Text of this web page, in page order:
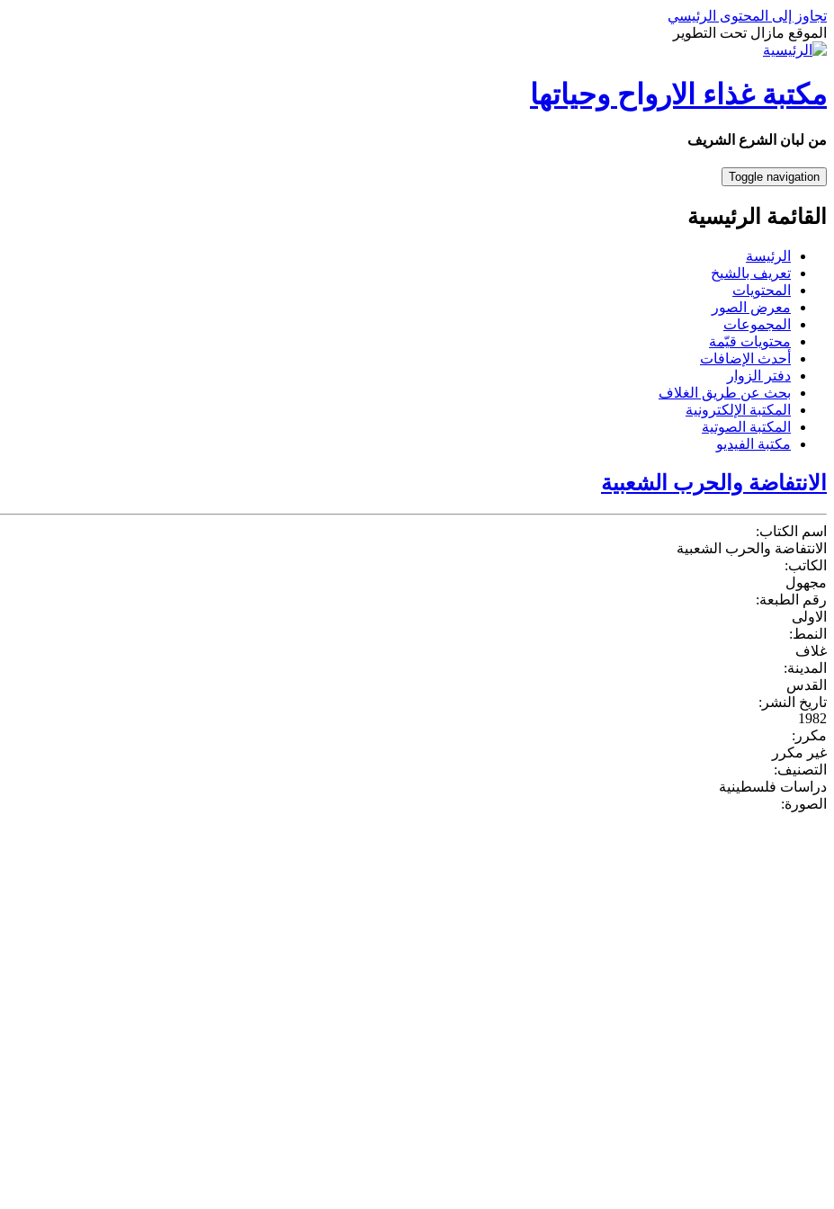
تجاوز إلى المحتوى الرئيسي
الموقع مازال تحت التطوير
مكتبة غذاء الارواح وحياتها
من لبان الشرع الشريف
Toggle navigation
القائمة الرئيسية
الرئيسة
تعريف بالشيخ
المحتويات
معرض الصور
المجموعات
محتويات قيّمة
أحدث الإضافات
دفتر الزوار
بحث عن طريق الغلاف
المكتبة الإلكترونية
المكتبة الصوتية
مكتبة الفيديو
الانتفاضة والحرب الشعبية
اسم الكتاب:
الانتفاضة والحرب الشعبية
الكاتب:
مجهول
رقم الطبعة:
الاولى
النمط:
غلاف
المدينة:
القدس
تاريخ النشر:
1982
مكرر:
غير مكرر
التصنيف:
دراسات فلسطينية
الصورة: